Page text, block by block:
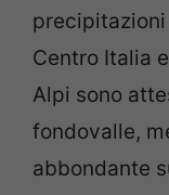
Centro Italia
Alpi sono
fondovalle,
abbondante